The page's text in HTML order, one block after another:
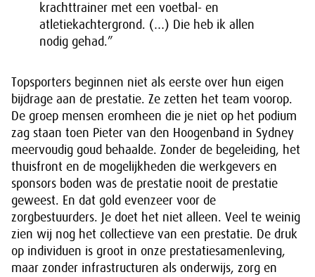
krachttrainer met een voetbal- en
atletiekachtergrond. (…) Die heb ik allen
nodig gehad.”
Topsporters beginnen niet als eerste over hun eigen
bijdrage aan de prestatie. Ze zetten het team voorop.
De groep mensen eromheen die je niet op het podium
zag staan toen Pieter van den Hoogenband in Sydney
meervoudig goud behaalde. Zonder de begeleiding, het
thuisfront en de mogelijkheden die werkgevers en
sponsors boden was de prestatie nooit de prestatie
geweest. En dat gold evenzeer voor de
zorgbestuurders. Je doet het niet alleen. Veel te weinig
zien wij nog het collectieve van een prestatie. De druk
op individuen is groot in onze prestatiesamenleving,
maar zonder infrastructuren als onderwijs, zorg en